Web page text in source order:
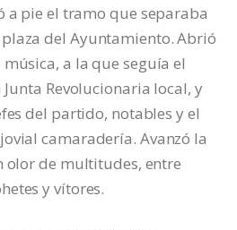
a pie el tramo que separaba
del Ayuntamiento. Abrió
a la que seguía el
Revolucionaria local, y
del partido, notables y el
camaradería. Avanzó la
olor de multitudes, entre
y vítores.